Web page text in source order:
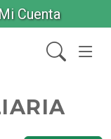
Mi Cuenta